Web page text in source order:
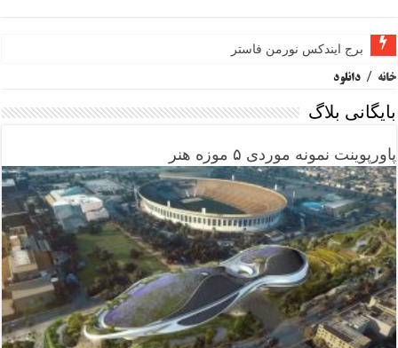
برج ایندکس نورمن فاستر
خانه / دانلود
بایگانی بلاگ
پاورپوینت نمونه موردی ۵ موزه هنر